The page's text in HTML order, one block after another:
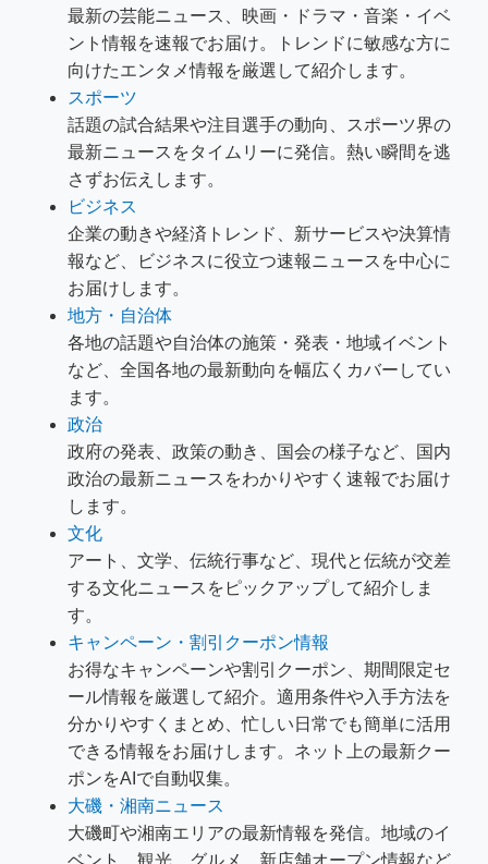
最新の芸能ニュース、映画・ドラマ・音楽・イベ
ント情報を速報でお届け。トレンドに敏感な方に
向けたエンタメ情報を厳選して紹介します。
スポーツ
話題の試合結果や注目選手の動向、スポーツ界の
最新ニュースをタイムリーに発信。熱い瞬間を逃
さずお伝えします。
ビジネス
企業の動きや経済トレンド、新サービスや決算情
報など、ビジネスに役立つ速報ニュースを中心に
お届けします。
地方・自治体
各地の話題や自治体の施策・発表・地域イベント
など、全国各地の最新動向を幅広くカバーしてい
ます。
政治
政府の発表、政策の動き、国会の様子など、国内
政治の最新ニュースをわかりやすく速報でお届け
します。
文化
アート、文学、伝統行事など、現代と伝統が交差
する文化ニュースをピックアップして紹介しま
す。
キャンペーン・割引クーポン情報
お得なキャンペーンや割引クーポン、期間限定セ
ール情報を厳選して紹介。適用条件や入手方法を
分かりやすくまとめ、忙しい日常でも簡単に活用
できる情報をお届けします。ネット上の最新クー
ポンをAIで自動収集。
大磯・湘南ニュース
大磯町や湘南エリアの最新情報を発信。地域のイ